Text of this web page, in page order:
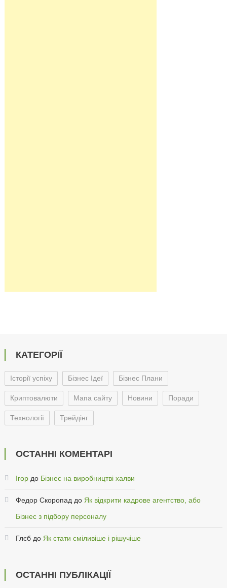
КАТЕГОРІЇ
Історії успіху Бізнес Ідеї Бізнес Плани
Криптовалюти Мапа сайту Новини Поради
Технології Трейдінг
ОСТАННІ КОМЕНТАРІ
Ігордо Бізнес на виробництві халви
Федор Скоропаддо Як відкрити кадрове агентство, або
Бізнес з підбору персоналу
Глєбдо Як стати сміливіше і рішучіше
ОСТАННІ ПУБЛІКАЦІЇ